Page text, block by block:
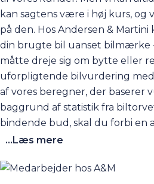
kan sagtens være i høj kurs, og
på den. Hos Andersen &
din brugte bil uanset bilmærke
måtte dreje sig om bytte eller
uforpligtende bilvurdering
af vores beregner, der baserer
baggrund af statistik fra
bindende bud, skal du forbi en
Greve, så vedkommende kan
sin bil - uanset, om du har i
...Læs mere